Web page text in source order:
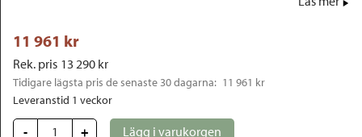
11 961 kr
Rek. pris 13 290 kr
Tidigare lägsta pris de senaste 30 dagarna: 11 961 kr
Leveranstid 1 veckor
- + Lägg i varukorgen